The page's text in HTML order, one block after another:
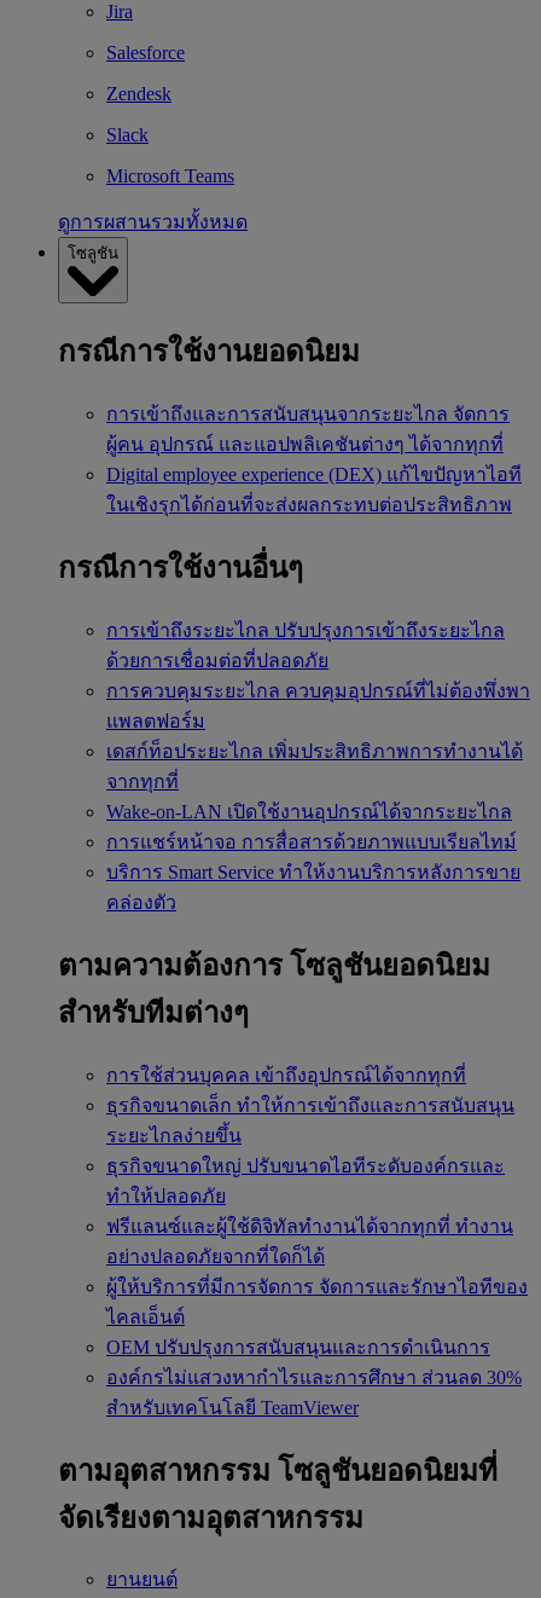
Jira
Salesforce
Zendesk
Slack
Microsoft Teams
ดูการผสานรวมทั้งหมด
โซลูชัน
กรณีการใช้งานยอดนิยม
การเข้าถึงและการสนับสนุนจากระยะไกล จัดการ
ผู้คน อุปกรณ์ และแอปพลิเคชันต่างๆ ได้จากทุกที่
Digital employee experience (DEX) แก้ไขปัญหาไอที
ในเชิงรุกได้ก่อนที่จะส่งผลกระทบต่อประสิทธิภาพ
กรณีการใช้งานอื่นๆ
การเข้าถึงระยะไกล ปรับปรุงการเข้าถึงระยะไกล
ด้วยการเชื่อมต่อที่ปลอดภัย
การควบคุมระยะไกล ควบคุมอุปกรณ์ที่ไม่ต้องพึ่งพา
แพลตฟอร์ม
เดสก์ท็อประยะไกล เพิ่มประสิทธิภาพการทำงานได้
จากทุกที่
Wake-on-LAN เปิดใช้งานอุปกรณ์ได้จากระยะไกล
การแชร์หน้าจอ การสื่อสารด้วยภาพแบบเรียลไทม์
บริการ Smart Service ทำให้งานบริการหลังการขาย
คล่องตัว
ตามความต้องการ โซลูชันยอดนิยม
สำหรับทีมต่างๆ
การใช้ส่วนบุคคล เข้าถึงอุปกรณ์ได้จากทุกที่
ธุรกิจขนาดเล็ก ทำให้การเข้าถึงและการสนับสนุน
ระยะไกลง่ายขึ้น
ธุรกิจขนาดใหญ่ ปรับขนาดไอทีระดับองค์กรและ
ทำให้ปลอดภัย
ฟรีแลนซ์และผู้ใช้ดิจิทัลทำงานได้จากทุกที่ ทำงาน
อย่างปลอดภัยจากที่ใดก็ได้
ผู้ให้บริการที่มีการจัดการ จัดการและรักษาไอทีของ
ไคลเอ็นต์
OEM ปรับปรุงการสนับสนุนและการดำเนินการ
องค์กรไม่แสวงหากำไรและการศึกษา ส่วนลด 30%
สำหรับเทคโนโลยี TeamViewer
ตามอุตสาหกรรม โซลูชันยอดนิยมที่
จัดเรียงตามอุตสาหกรรม
ยานยนต์